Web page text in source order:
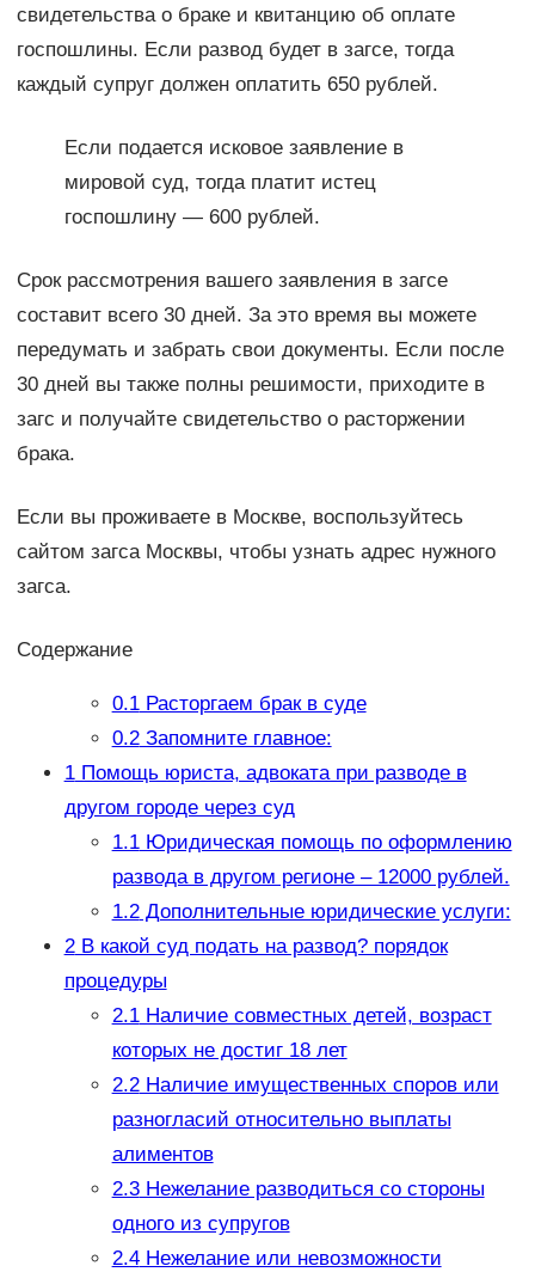
свидетельства о браке и квитанцию об оплате
госпошлины. Если развод будет в загсе, тогда
каждый супруг должен оплатить 650 рублей.
Если подается исковое заявление в
мировой суд, тогда платит истец
госпошлину — 600 рублей.
Срок рассмотрения вашего заявления в загсе
составит всего 30 дней. За это время вы можете
передумать и забрать свои документы. Если после
30 дней вы также полны решимости, приходите в
загс и получайте свидетельство о расторжении
брака.
Если вы проживаете в Москве, воспользуйтесь
сайтом загса Москвы, чтобы узнать адрес нужного
загса.
Содержание
0.1Расторгаем брак в суде
0.2Запомните главное:
1Помощь юриста, адвоката при разводе в
другом городе через суд
1.1Юридическая помощь по оформлению
развода в другом регионе – 12000 рублей.
1.2Дополнительные юридические услуги:
2В какой суд подать на развод? порядок
процедуры
2.1Наличие совместных детей, возраст
которых не достиг 18 лет
2.2Наличие имущественных споров или
разногласий относительно выплаты
алиментов
2.3Нежелание разводиться со стороны
одного из супругов
2.4Нежелание или невозможности